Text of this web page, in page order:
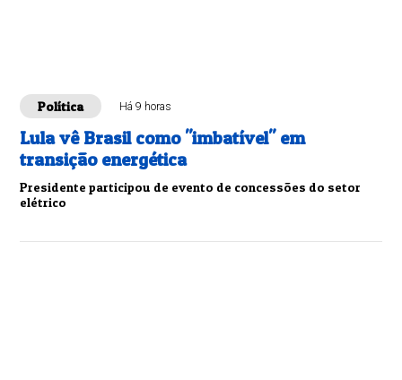
Política Há 9 horas
Lula vê Brasil como "imbatível" em
transição energética
Presidente participou de evento de concessões do setor
elétrico